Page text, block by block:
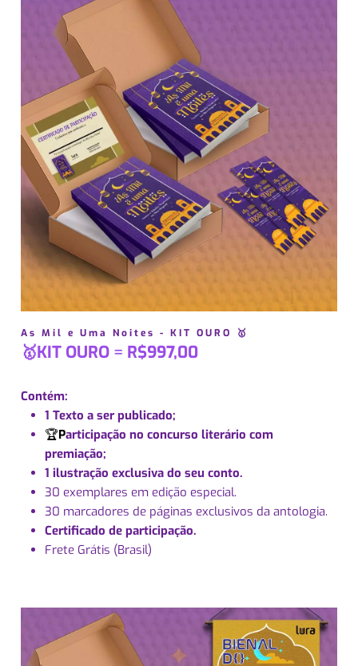
As Mil e Uma Noites - KIT OURO 🥇
🥇KIT OURO = R$997,00
Contém:
1 Texto a ser publicado;
🏆Participação no concurso literário com
premiação;
1 ilustração exclusiva do seu conto.
30 exemplares em edição especial.
30 marcadores de páginas exclusivos da antologia.
Certificado de participação.
Frete Grátis (Brasil)